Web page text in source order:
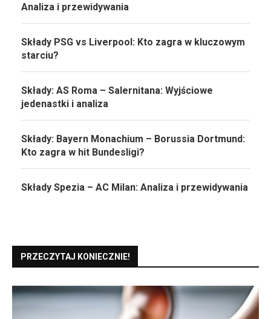
Analiza i przewidywania
Składy PSG vs Liverpool: Kto zagra w kluczowym
starciu?
Składy: AS Roma – Salernitana: Wyjściowe
jedenastki i analiza
Składy: Bayern Monachium – Borussia Dortmund:
Kto zagra w hit Bundesligi?
Składy Spezia – AC Milan: Analiza i przewidywania
PRZECZYTAJ KONIECZNIE!